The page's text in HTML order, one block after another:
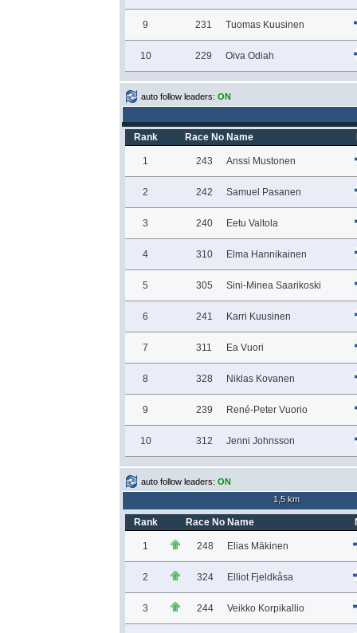
9 231 Tuomas Kuusinen
10 229 Oiva Odiah
auto follow leaders: ON
Rank Race No Name
1 243 Anssi Mustonen
2 242 Samuel Pasanen
3 240 Eetu Valtola
4 310 Elma Hannikainen
5 305 Sini-Minea Saarikoski
6 241 Karri Kuusinen
7 311 Ea Vuori
8 328 Niklas Kovanen
9 239 René-Peter Vuorio
10 312 Jenni Johnsson
auto follow leaders: ON
1,5 km
Rank Race No Name
1 248 Elias Mäkinen
2 324 Elliot Fjeldkåsa
3 244 Veikko Korpikallio